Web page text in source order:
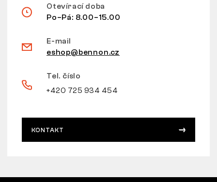
Otevírací doba
Po–Pá: 8.00–15.00
E-mail
eshop@bennon.cz
Tel. číslo
+420 725 934 454
KONTAKT